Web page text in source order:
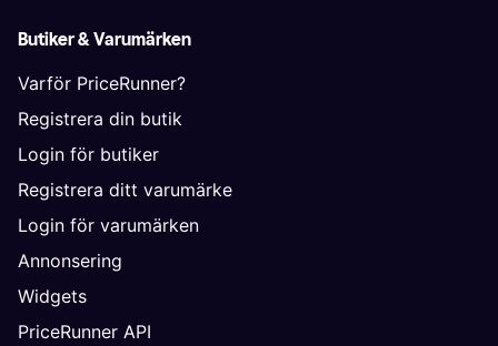
Butiker & Varumärken
Varför PriceRunner?
Registrera din butik
Login för butiker
Registrera ditt varumärke
Login för varumärken
Annonsering
Widgets
PriceRunner API